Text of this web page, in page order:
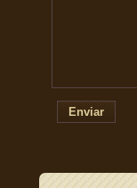
Enviar